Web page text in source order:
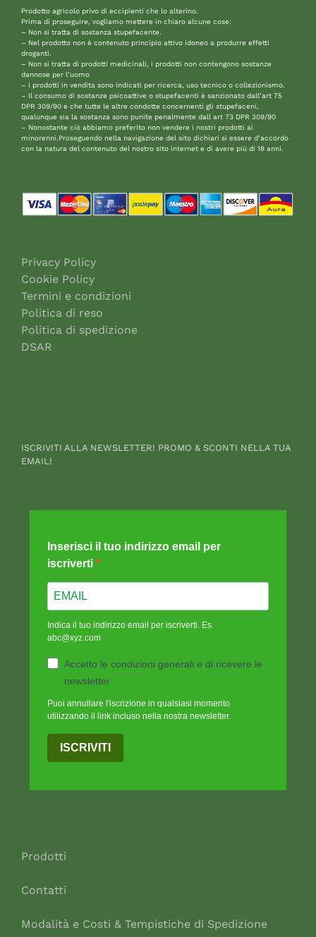
Prodotto agricolo privo di eccipienti che lo alterino.
Prima di proseguire, vogliamo mettere in chiaro alcune cose:
– Non si tratta di sostanza stupefacente.
– Nel prodotto non è contenuto principio attivo idoneo a produrre effetti
droganti.
– Non si tratta di prodotti medicinali, i prodotti non contengono sostanze
dannose per l’uomo
– I prodotti in vendita sono indicati per ricerca, uso tecnico o collezionismo.
– Il consumo di sostanze psicoattive o stupefacenti è sanzionato dall’art 75
DPR 309/90 e che tutte le altre condotte concernenti gli stupefaceni,
qualunque sia la sostanza sono punite penalmente dall art 73 DPR 309/90
– Nonostante ciò abbiamo preferito non vendere i nostri prodotti ai
minorenni.Proseguendo nella navigazione del sito dichiari si essere d’accordo
con la natura del contenuto del nostro sito internet e di avere più di 18 anni.
Privacy Policy
Cookie Policy
Termini e condizioni
Politica di reso
Politica di spedizione
DSAR
ISCRIVITI ALLA NEWSLETTER! PROMO & SCONTI NELLA TUA
EMAIL!
Inserisci il tuo indirizzo email per
iscriverti
Indica il tuo indirizzo email per iscriverti. Es.
abc@xyz.com
Accetto le condizioni generali e di ricevere le
newsletter
Puoi annullare l'iscrizione in qualsiasi momento
utilizzando il link incluso nella nostra newsletter.
ISCRIVITI
Prodotti
Contatti
Modalità e Costi & Tempistiche di Spedizione